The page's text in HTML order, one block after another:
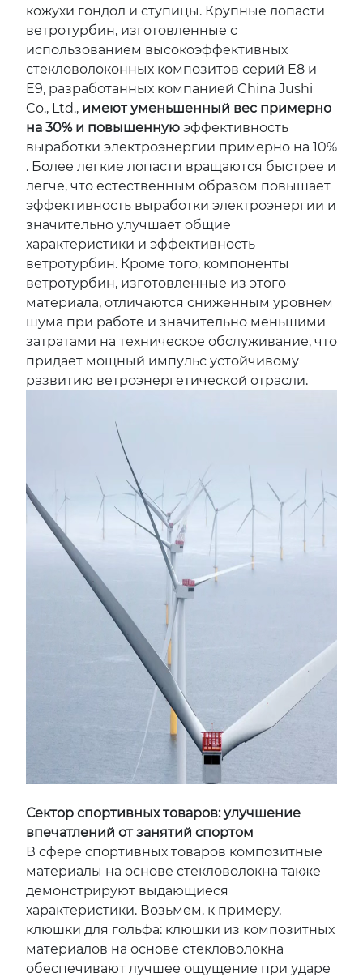
кожухи гондол и ступицы. Крупные лопасти
ветротурбин, изготовленные с
использованием высокоэффективных
стекловолоконных композитов серий E8 и
E9, разработанных компанией China Jushi
Co., Ltd., имеют уменьшенный вес примерно
на 30% и повышенную эффективность
выработки электроэнергии примерно на 10%
. Более легкие лопасти вращаются быстрее и
легче, что естественным образом повышает
эффективность выработки электроэнергии и
значительно улучшает общие
характеристики и эффективность
ветротурбин. Кроме того, компоненты
ветротурбин, изготовленные из этого
материала, отличаются сниженным уровнем
шума при работе и значительно меньшими
затратами на техническое обслуживание, что
придает мощный импульс устойчивому
развитию ветроэнергетической отрасли.
Сектор спортивных товаров: улучшение
впечатлений от занятий спортом
В сфере спортивных товаров композитные
материалы на основе стекловолокна также
демонстрируют выдающиеся
характеристики. Возьмем, к примеру,
клюшки для гольфа: клюшки из композитных
материалов на основе стекловолокна
обеспечивают лучшее ощущение при ударе